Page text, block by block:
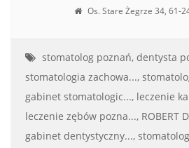
Os. Stare Żegrze 34, 61-
stomatolog poznań, dentysta
stomatologia zachowa...,
gabinet stomatologic..., leczenie
leczenie zębów pozna..., ROBERT
gabinet dentystyczny...,